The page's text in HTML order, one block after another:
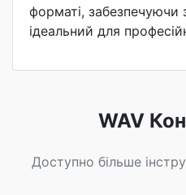
форматі, забезпечуючи
ідеальний для
WAV
Доступно більше